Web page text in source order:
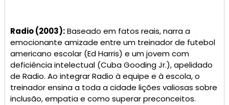
Radio (2003):Baseado em fatos reais, narra a
emocionante amizade entre um treinador de futebol
americano escolar (Ed Harris) e um jovem com
deficiência intelectual (Cuba Gooding Jr.), apelidado
de Radio. Ao integrar Radio à equipe e à escola, o
treinador ensina a toda a cidade lições valiosas sobre
inclusão, empatia e como superar preconceitos.